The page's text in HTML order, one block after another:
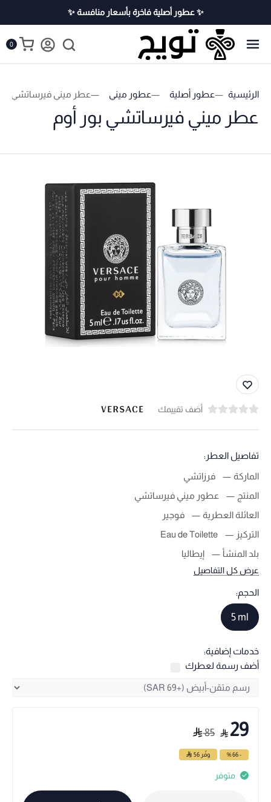
✨ عطور أصلية فاخرة بأسعار منافسة ✨
0
الرئيسية عطور أصلية عطور ميني عطر ميني فيرساتشي
عطر ميني فيرساتشي بور أوم
أضف تقييمك
تفاصيل العطر:
الماركة
فرزاتشي
المنتج
عطور ميني فيرساتشي
العائلة العطرية
فوجير
التركيز
Eau de Toilette
بلد المنشأ
إيطاليا
عرض كل التفاصيل
الحجم:
5 ml
خدمات إضافية:
أضف رسمة لعطرك
29
85
- 66 % وفّر 56
متوفر